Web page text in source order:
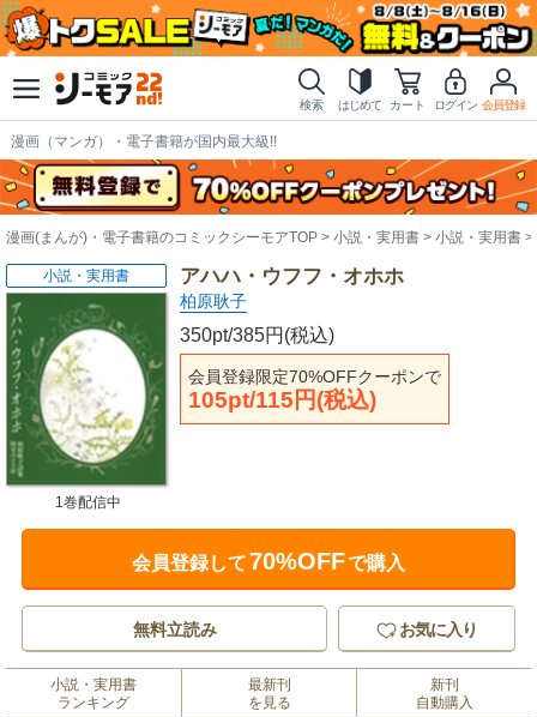
検索 はじめて カート ログイン 会員登録
漫画（マンガ）・電子書籍が国内最大級!!
漫画(まんが)・電子書籍のコミックシーモアTOP 小説・実用書 小説・実用書
アハハ・ウフフ・オホホ
柏原耿子
350pt/385円(税込)
会員登録限定70%OFFクーポンで
105pt/115円(税込)
小説・実用書
1巻配信中
会員登録して70%OFFで購入
無料立読み お気に入り
小説・実用書
ランキング
最新刊
を見る
新刊
自動購入